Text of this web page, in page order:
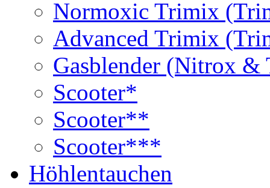
Normoxic Trimix
Advanced Trimix
Gasblender (Nitrox
Scooter*
Scooter**
Scooter***
Höhlentauchen